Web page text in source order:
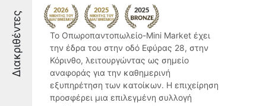
Διακριθέντες
Το Οπωροπαντοπωλείο-Mini Market έχει
την έδρα του στην οδό Εφύρας 28, στην
Κόρινθο, λειτουργώντας ως σημείο
αναφοράς για την καθημερινή
εξυπηρέτηση των κατοίκων. Η επιχείρηση
προσφέρει μια επιλεγμένη συλλογή